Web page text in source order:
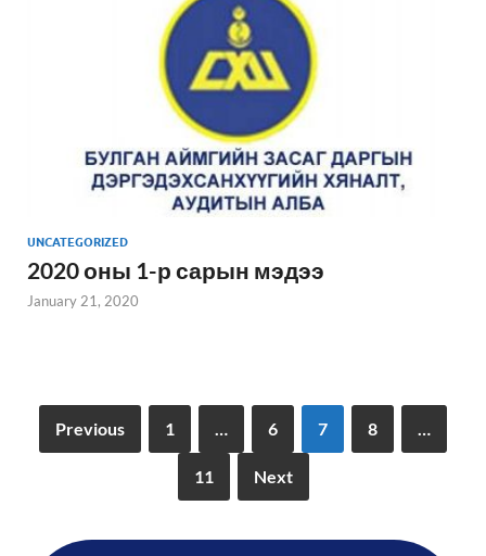
UNCATEGORIZED
2020 оны 1-р сарын мэдээ
January 21, 2020
Previous 1 … 6 7 8 …
11 Next